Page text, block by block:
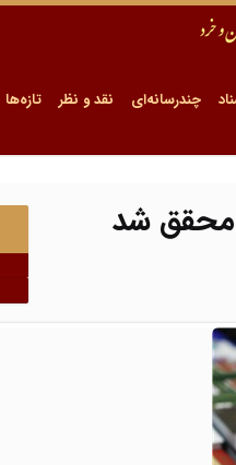
چندرسانه‌ای نقد و نظر تازه‌ها
محقق شد